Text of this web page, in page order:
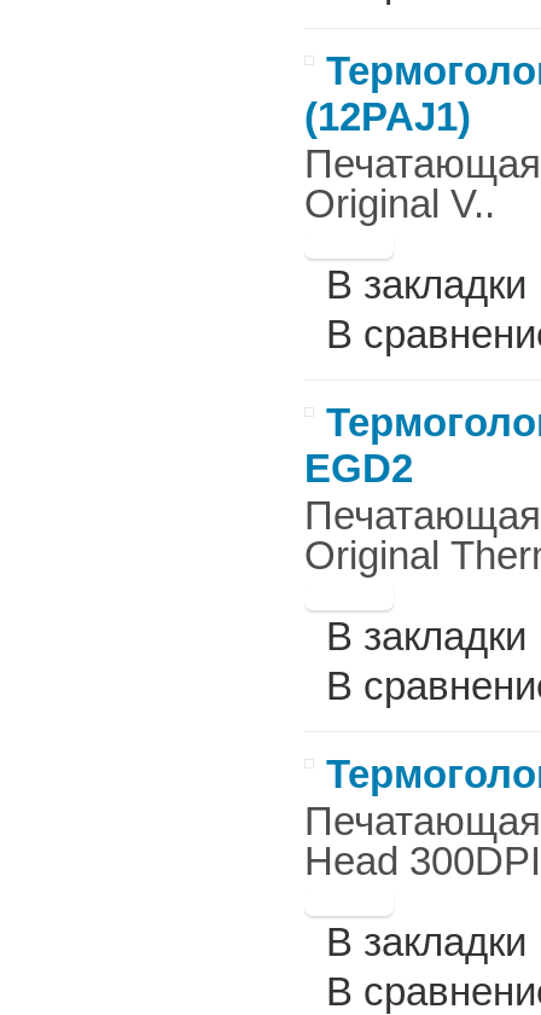
(12PAJ1)
Печатающая
Original V..
В закладки
В
EGD2
Печатающая
Original
В закладки
В
Печатающая
Head
В закладки
В